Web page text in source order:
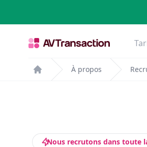
Home
À propos
Nous recrutons dans toute